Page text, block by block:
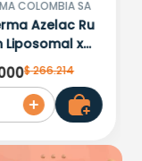
COLOMBIA SA
Azelac Ru
Liposomal x
$266.214